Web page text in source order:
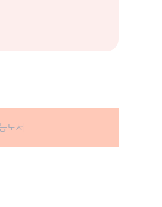
도서